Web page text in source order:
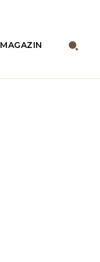
MAGAZIN